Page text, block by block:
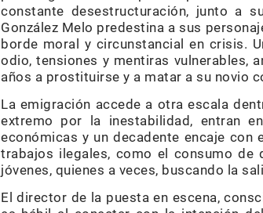
constante desestructuración, junto a
González Melo predestina a sus
borde moral y circunstancial en crisis.
odio, tensiones y mentiras vulnerables,
años a prostituirse y a matar a su novio
La emigración accede a otra escala
extremo por la inestabilidad, entran
económicas y un decadente encaje
trabajos ilegales, como el consumo de
jóvenes, quienes a veces, buscando la
El director de la puesta en escena,